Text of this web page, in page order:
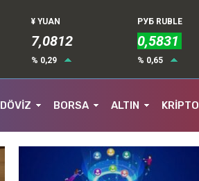
¥ YUAN
7,0812
% 0,29
РУБ RUBLE
0,5831
% 0,65
DÖVİZ BORSA ALTIN KRİPTO